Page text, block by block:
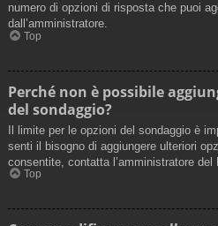
numero di opzioni di risposta che puoi
dall’amministratore.
Top
Perché non è possibile
del sondaggio?
Il limite per le opzioni del sondaggio è
senti il bisogno di aggiungere ulteriori
consentite, contatta l’amministratore del
Top